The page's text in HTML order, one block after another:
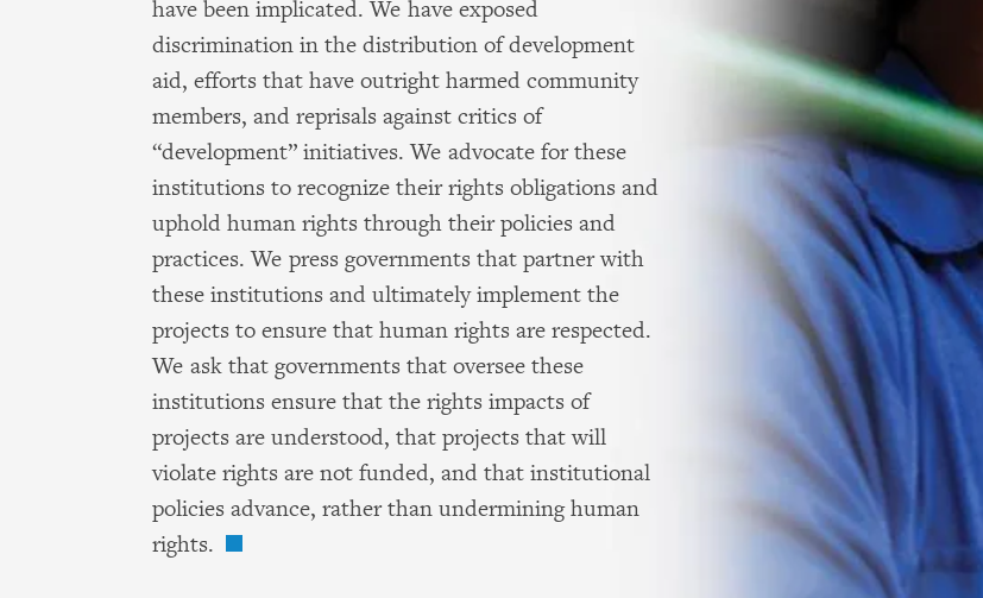
have been implicated. We have exposed
discrimination in the distribution of development
aid, efforts that have outright harmed community
members, and reprisals against critics of
“development” initiatives. We advocate for these
institutions to recognize their rights obligations and
uphold human rights through their policies and
practices. We press governments that partner with
these institutions and ultimately implement the
projects to ensure that human rights are respected.
We ask that governments that oversee these
institutions ensure that the rights impacts of
projects are understood, that projects that will
violate rights are not funded, and that institutional
policies advance, rather than undermining human
rights.